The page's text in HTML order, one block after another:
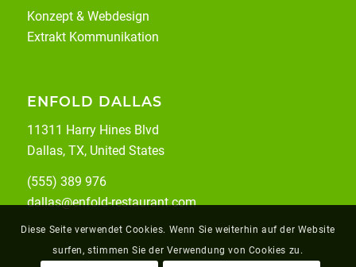
Konzept & Webdesign
Extrakt Kommunikation
ENFOLD DALLAS
11311 Harry Hines Blvd
Dallas, TX, United States
(555) 389 976
dallas@enfold-restaurant.com
Diese Seite verwendet Cookies. Wenn Sie weiterhin auf der Website
surfen, stimmen Sie der Verwendung von Cookies zu.